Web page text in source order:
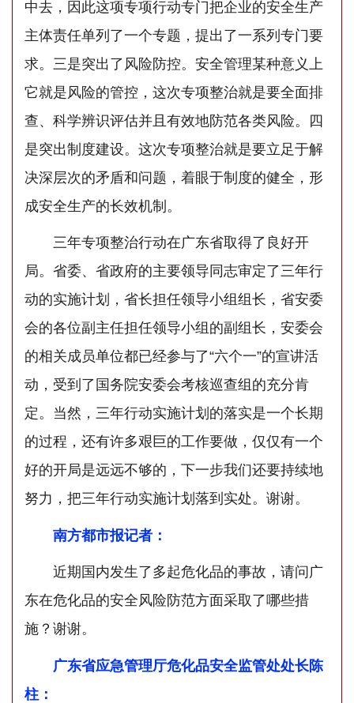
中去，因此这项专项行动专门把企业的安全生产
主体责任单列了一个专题，提出了一系列专门要
求。三是突出了风险防控。安全管理某种意义上
它就是风险的管控，这次专项整治就是要全面排
查、科学辨识评估并且有效地防范各类风险。四
是突出制度建设。这次专项整治就是要立足于解
决深层次的矛盾和问题，着眼于制度的健全，形
成安全生产的长效机制。
三年专项整治行动在广东省取得了良好开
局。省委、省政府的主要领导同志审定了三年行
动的实施计划，省长担任领导小组组长，省安委
会的各位副主任担任领导小组的副组长，安委会
的相关成员单位都已经参与了“六个一”的宣讲活
动，受到了国务院安委会考核巡查组的充分肯
定。当然，三年行动实施计划的落实是一个长期
的过程，还有许多艰巨的工作要做，仅仅有一个
好的开局是远远不够的，下一步我们还要持续地
努力，把三年行动实施计划落到实处。谢谢。
南方都市报记者：
近期国内发生了多起危化品的事故，请问广
东在危化品的安全风险防范方面采取了哪些措
施？谢谢。
广东省应急管理厅危化品安全监管处处长陈
柱：